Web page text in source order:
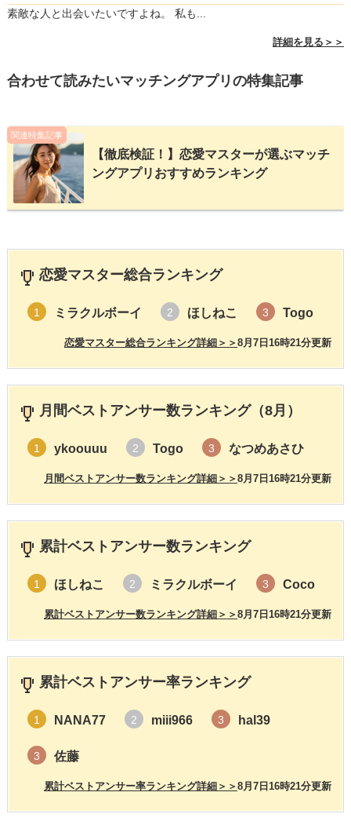
素敵な人と出会いたいですよね。 私も...
詳細を見る＞＞
合わせて読みたいマッチングアプリの特集記事
関連特集記事
【徹底検証！】恋愛マスターが選ぶマッチ
ングアプリおすすめランキング
恋愛マスター総合ランキング
1 ミラクルボーイ 2 ほしねこ 3 Togo
8月7日16時21分更新
恋愛マスター総合ランキング詳細＞＞
月間ベストアンサー数ランキング（8月）
1 ykoouuu 2 Togo 3 なつめあさひ
8月7日16時21分更新
月間ベストアンサー数ランキング詳細＞＞
累計ベストアンサー数ランキング
1 ほしねこ 2 ミラクルボーイ 3 Coco
8月7日16時21分更新
累計ベストアンサー数ランキング詳細＞＞
累計ベストアンサー率ランキング
1 NANA77 2 miii966 3 hal39
3 佐藤
8月7日16時21分更新
累計ベストアンサー率ランキング詳細＞＞